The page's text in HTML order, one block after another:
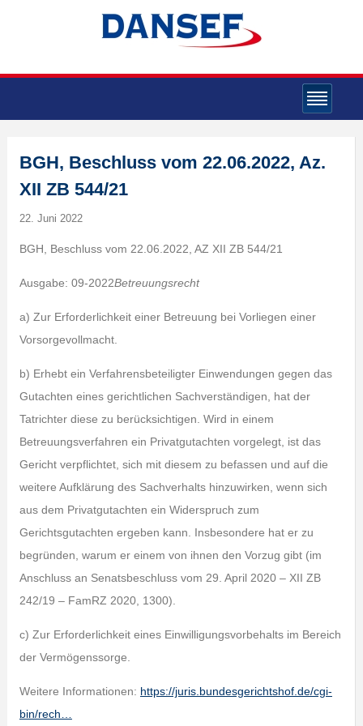
BGH, Beschluss vom 22.06.2022, Az.
XII ZB 544/21
22. Juni 2022
BGH, Beschluss vom 22.06.2022, AZ XII ZB 544/21
Ausgabe: 09-2022Betreuungsrecht
a) Zur Erforderlichkeit einer Betreuung bei Vorliegen einer
Vorsorgevollmacht.
b) Erhebt ein Verfahrensbeteiligter Einwendungen gegen das
Gutachten eines gerichtlichen Sachverständigen, hat der
Tatrichter diese zu berücksichtigen. Wird in einem
Betreuungsverfahren ein Privatgutachten vorgelegt, ist das
Gericht verpflichtet, sich mit diesem zu befassen und auf die
weitere Aufklärung des Sachverhalts hinzuwirken, wenn sich
aus dem Privatgutachten ein Widerspruch zum
Gerichtsgutachten ergeben kann. Insbesondere hat er zu
begründen, warum er einem von ihnen den Vorzug gibt (im
Anschluss an Senatsbeschluss vom 29. April 2020 – XII ZB
242/19 – FamRZ 2020, 1300).
c) Zur Erforderlichkeit eines Einwilligungsvorbehalts im Bereich
der Vermögenssorge.
Weitere Informationen: https://juris.bundesgerichtshof.de/cgi-
bin/rech…